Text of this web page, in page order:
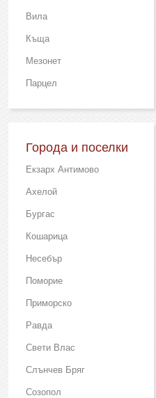
Вила
Къща
Мезонет
Парцел
Города и поселки
Екзарх Антимово
Ахелой
Бургас
Кошарица
Несебър
Поморие
Приморско
Равда
Свети Влас
Слънчев Бряг
Созопол